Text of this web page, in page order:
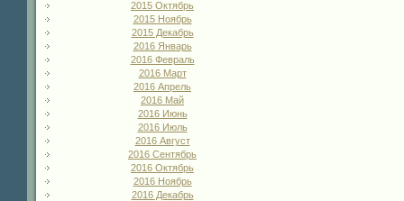
2015 Октябрь
2015 Ноябрь
2015 Декабрь
2016 Январь
2016 Февраль
2016 Март
2016 Апрель
2016 Май
2016 Июнь
2016 Июль
2016 Август
2016 Сентябрь
2016 Октябрь
2016 Ноябрь
2016 Декабрь